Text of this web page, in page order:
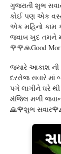
ગુજરાતી શુભ
કોઈ પણ એક
એક મહિનો કામ
જવાબ ખુદ તમને
🌹🌹🙏Good
જયારે આકાશ ની
દરરોજ સવારે માં
પગે લાગીને ઘરે
મંજિલ મળી
🙏🌹શુભ